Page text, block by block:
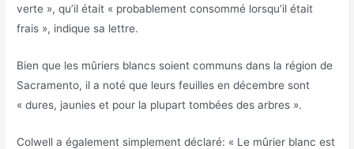
verte », qu’il était « probablement consommé lorsqu’il était
frais », indique sa lettre.
Bien que les mûriers blancs soient communs dans la région de
Sacramento, il a noté que leurs feuilles en décembre sont
« dures, jaunies et pour la plupart tombées des arbres ».
Colwell a également simplement déclaré: « Le mûrier blanc est